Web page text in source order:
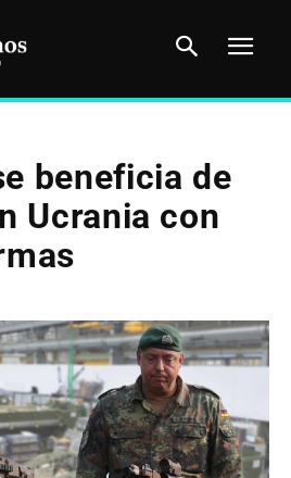
beneficia de
Ucrania con